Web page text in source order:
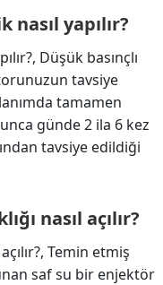
nasıl yapılır?
Düşük basınçlı
tavsiye
tamamen
günde 2 ila 6 kez
tavsiye edildiği
nasıl açılır?
Temin etmiş
saf su bir enjektör